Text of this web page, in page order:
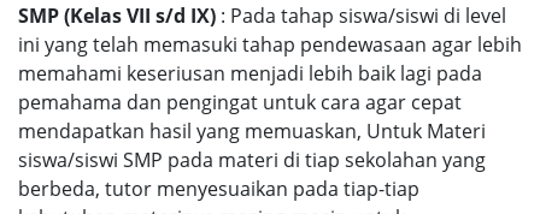
SMP (Kelas VII s/d IX) : Pada tahap siswa/siswi di level
ini yang telah memasuki tahap pendewasaan agar lebih
memahami keseriusan menjadi lebih baik lagi pada
pemahama dan pengingat untuk cara agar cepat
mendapatkan hasil yang memuaskan, Untuk Materi
siswa/siswi SMP pada materi di tiap sekolahan yang
berbeda, tutor menyesuaikan pada tiap-tiap